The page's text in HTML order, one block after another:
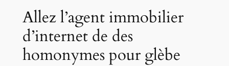
Allez l’agent immobilier
d’internet de des
homonymes pour glèbe